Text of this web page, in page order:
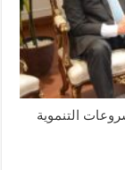
التنموية